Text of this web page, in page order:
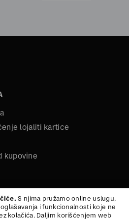
lojaliti kartice
kupovine
S njima pružamo online uslugu,
i funkcionalnosti koje ne
kolačića. Daljim korišćenjem web